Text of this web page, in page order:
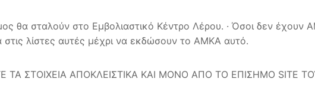
θα σταλούν στο Εμβολιαστικό Κέντρο Λέρου. · Όσοι δεν
λίστες αυτές μέχρι να εκδώσουν το ΑΜΚΑ αυτό.
ΣΤΟΙΧΕΙΑ ΑΠΟΚΛΕΙΣΤΙΚΑ ΚΑΙ ΜΟΝΟ ΑΠΟ ΤΟ ΕΠΙΣΗΜΟ SITE